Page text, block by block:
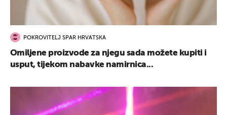
POKROVITELJ SPAR HRVATSKA
Omiljene proizvode za njegu sada možete kupiti i
usput, tijekom nabavke namirnica...